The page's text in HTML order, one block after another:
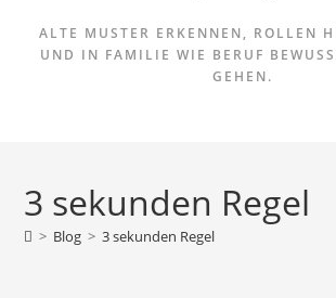
ALTE MUSTER ERKENNEN, ROLLEN
UND IN FAMILIE WIE BERUF
GEHEN.
3 sekunden Regel
> Blog > 3 sekunden Regel